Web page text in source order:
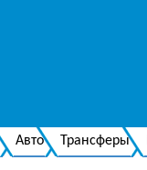
Авто Трансферы